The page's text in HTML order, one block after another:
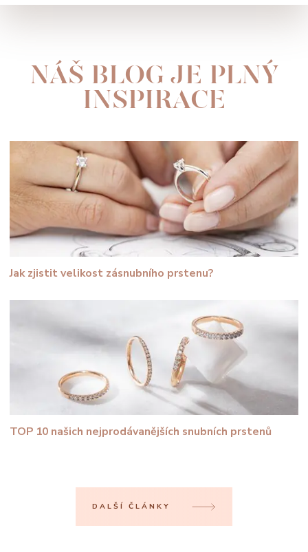
NÁŠ BLOG JE PLNÝ
INSPIRACE
Jak zjistit velikost zásnubního prstenu?
TOP 10 našich nejprodávanějších snubních prstenů
DALŠÍ ČLÁNKY